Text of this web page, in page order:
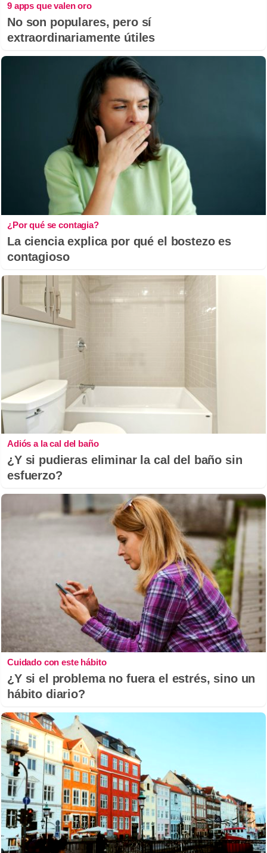
9 apps que valen oro
No son populares, pero sí
extraordinariamente útiles
¿Por qué se contagia?
La ciencia explica por qué el bostezo es
contagioso
Adiós a la cal del baño
¿Y si pudieras eliminar la cal del baño sin
esfuerzo?
Cuidado con este hábito
¿Y si el problema no fuera el estrés, sino un
hábito diario?